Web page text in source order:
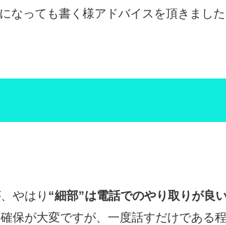
なっても書く様アドバイスを頂きました
やはり “細部”は電話でのやり取りが良
保が大変ですが、一度話すだけである